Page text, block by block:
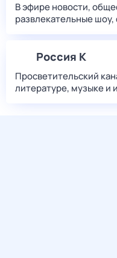
В эфире новости,
развлекательные
Россия К
Просветительский
литературе, музыке и